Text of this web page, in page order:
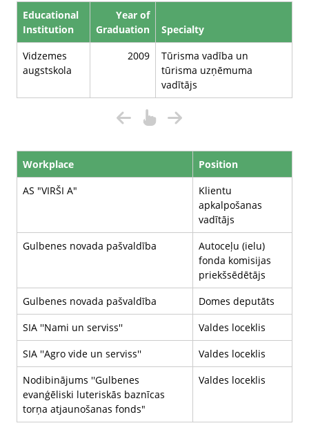
Educational
Institution
Year of
Graduation
Specialty
Vidzemes
augstskola
2009
Tūrisma vadība un
tūrisma uzņēmuma
vadītājs
Workplace
Position
AS "VIRŠI A"
Klientu
apkalpošanas
vadītājs
Gulbenes novada pašvaldība
Autoceļu (ielu)
fonda komisijas
priekšsēdētājs
Gulbenes novada pašvaldība
Domes deputāts
SIA ''Nami un serviss''
Valdes loceklis
SIA ''Agro vide un serviss''
Valdes loceklis
Nodibinājums ''Gulbenes
evanģēliski luteriskās baznīcas
torņa atjaunošanas fonds"
Valdes loceklis